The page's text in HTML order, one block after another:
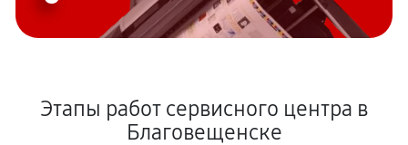
Этапы работ сервисного центра в
Благовещенске